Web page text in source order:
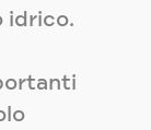
idrico.